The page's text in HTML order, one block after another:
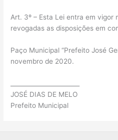
Art. 3º – Esta Lei entra em vigor
revogadas as disposições em
Paço Municipal “Prefeito José
novembro de 2020.
JOSÉ DIAS DE MELO
Prefeito Municipal